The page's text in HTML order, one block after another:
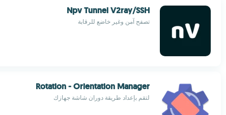
Npv Tunnel V2ray/SSH
تصفح آمن وغير خاضع للرقابة
Rotation - Orientation Manager
لتقم بإعداد طريقة دوران شاشة جهازك